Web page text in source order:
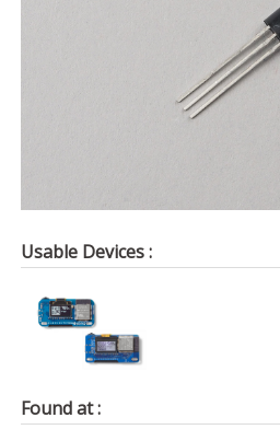
Usable Devices :
Found at :